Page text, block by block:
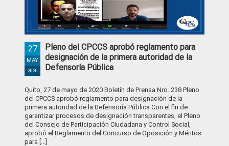
Pleno del CPCCS aprobó reglamento para
designación de la primera autoridad de la
Defensoría Pública
27
MAY
2020
Quito, 27 de mayo de 2020 Boletín de Prensa Nro. 238 Pleno
del CPCCS aprobó reglamento para designación de la
primera autoridad de la Defensoría Pública Con el fin de
garantizar procesos de designación transparentes, el Pleno
del Consejo de Participación Ciudadana y Control Social,
aprobó el Reglamento del Concurso de Oposición y Méritos
para [...]